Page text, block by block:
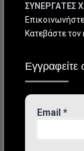
ΣΥΝΕΡΓΑΤΕΣ
Κατεβάστε
Email *